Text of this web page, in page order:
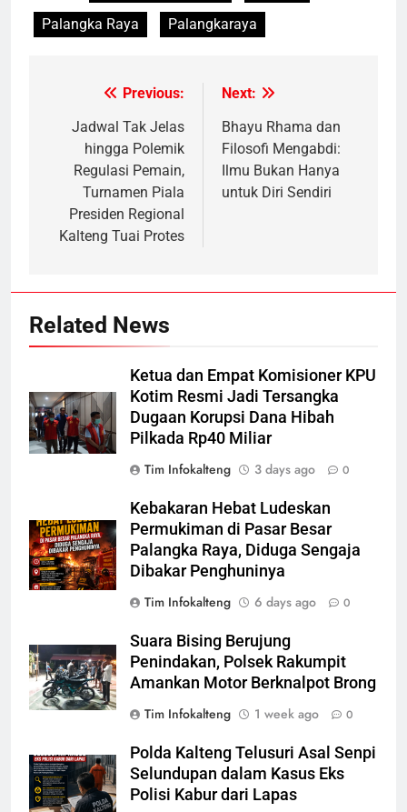
Palangka Raya
Palangkaraya
navigation
Previous:
Jadwal Tak Jelas
hingga Polemik
Regulasi Pemain,
Turnamen Piala
Presiden Regional
Kalteng Tuai Protes
Next:
Bhayu Rhama dan
Filosofi Mengabdi:
Ilmu Bukan Hanya
untuk Diri Sendiri
Related News
Ketua dan Empat Komisioner KPU
Kotim Resmi Jadi Tersangka
Dugaan Korupsi Dana Hibah
Pilkada Rp40 Miliar
Tim Infokalteng
3 days ago 0
Kebakaran Hebat Ludeskan
Permukiman di Pasar Besar
Palangka Raya, Diduga Sengaja
Dibakar Penghuninya
Tim Infokalteng
6 days ago 0
Suara Bising Berujung
Penindakan, Polsek Rakumpit
Amankan Motor Berknalpot Brong
Tim Infokalteng
1 week ago 0
Polda Kalteng Telusuri Asal Senpi
Selundupan dalam Kasus Eks
Polisi Kabur dari Lapas